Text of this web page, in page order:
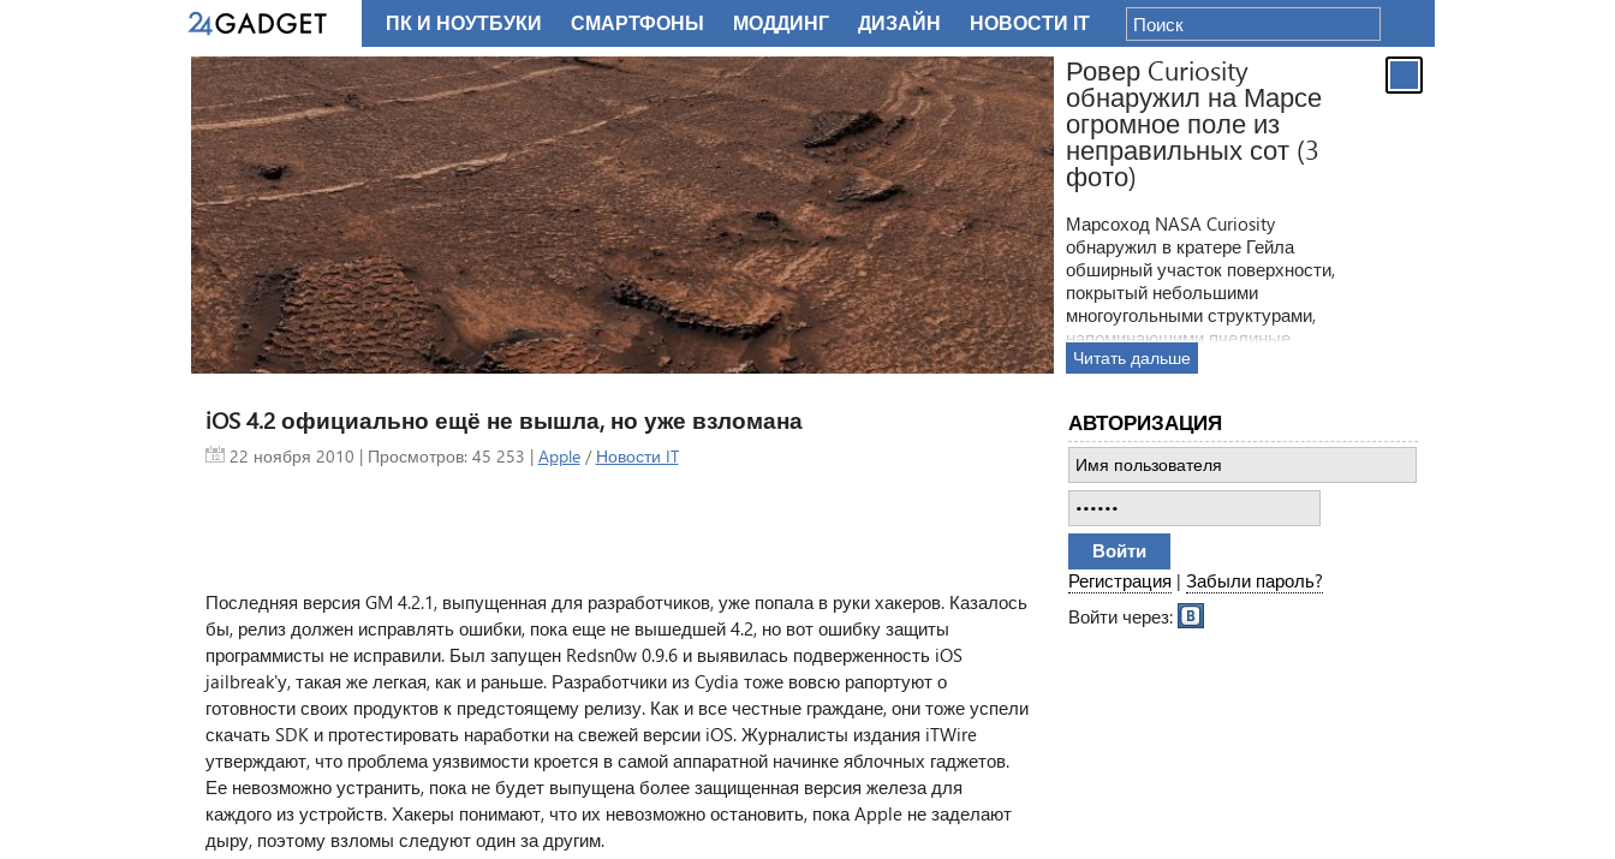
Ровер Curiosity
обнаружил на Марсе
огромное поле из
неправильных сот (3
фото)
Марсоход NASA Curiosity
обнаружил в кратере Гейла
обширный участок поверхности,
покрытый небольшими
многоугольными структурами,
напоминающими пчелиные
соты. Ранее ровер находил
затмила все предыдущее такие
открытия.
Читать дальше
iOS 4.2 официально ещё не вышла, но уже взломана
22 ноября 2010 | Просмотров: 45 253 | Apple/ Новости IT
Последняя версия GM 4.2.1, выпущенная для разработчиков, уже попала в руки хакеров. Казалось
бы, релиз должен исправлять ошибки, пока еще не вышедшей 4.2, но вот ошибку защиты
программисты не исправили. Был запущен Redsn0w 0.9.6 и выявилась подверженность iOS
jailbreak'у, такая же легкая, как и раньше. Разработчики из Cydia тоже вовсю рапортуют о
готовности своих продуктов к предстоящему релизу. Как и все честные граждане, они тоже успели
скачать SDK и протестировать наработки на свежей версии iOS. Журналисты издания iTWire
утверждают, что проблема уязвимости кроется в самой аппаратной начинке яблочных гаджетов.
Ее невозможно устранить, пока не будет выпущена более защищенная версия железа для
каждого из устройств. Хакеры понимают, что их невозможно остановить, пока Apple не заделают
дыру, поэтому взломы следуют один за другим.
АВТОРИЗАЦИЯ
Регистрация | Забыли пароль?
Войти через:
ПК И НОУТБУКИ СМАРТФОНЫ МОДДИНГ ДИЗАЙН НОВОСТИ IT
ФОТО